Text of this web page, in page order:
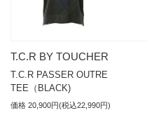
T.C.R BY TOUCHER
T.C.R PASSER OUTRE
TEE（BLACK)
価格 20,900円(税込22,990円)